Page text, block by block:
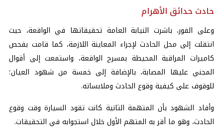
حادث حدائق الأهرام
وعلى الفور، باشرت النيابة العامة تحقيقاتها في الواقعة، حيث
انتقلت إلى محل الحادث لإجراء المعاينة اللازمة، كما قامت بفحص
كاميرات المراقبة المحيطة بمسرح الواقعة، واستمعت إلى أقوال
المجني عليها المصابة، بالإضافة إلى خمسة من شهود العيان؛
للوقوف على كيفية وقوع الحادث وملابساته.
وأفاد الشهود بأن المتهمة الثانية كانت تقود السيارة وقت وقوع
الحادث، وهو ما أقر به المتهم الأول خلال استجوابه في التحقيقات.